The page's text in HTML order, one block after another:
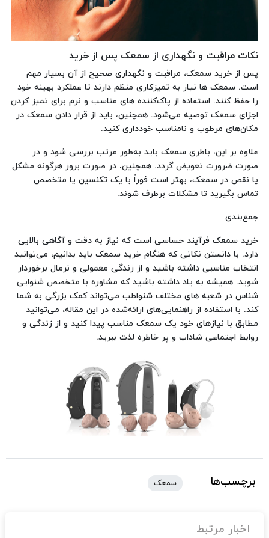
نکات مراقبت و نگهداری از سمعک پس از خرید
پس از خرید سمعک، مراقبت و نگهداری صحیح از آن بسیار مهم
است. سمعک‌ ها نیاز به تمیزکاری منظم دارند تا عملکرد بهینه خود
را حفظ کنند. استفاده از پاک‌کننده‌ های مناسب و نرم برای تمیز کردن
اجزای سمعک توصیه می‌شود. همچنین، باید از قرار دادن سمعک در
مکان‌های مرطوب و نامناسب خودداری کنید.
علاوه بر این، باطری سمعک باید به‌طور مرتب بررسی شود و در
صورت ضرورت تعویض گردد. همچنین، در صورت بروز هرگونه مشکل
یا نقص در سمعک، بهتر است فوراً با یک تکنسین یا متخصص
تماس بگیرید تا مشکلات برطرف شوند.
جمع‌بندی
خرید سمعک فرآیند حساسی است که نیاز به دقت و آگاهی بالایی
دارد. با دانستن نکاتی که هنگام خرید سمعک باید بدانیم، می‌توانید
انتخاب مناسبی داشته باشید و از زندگی معمولی و نرمال برخوردار
شوید. همیشه به یاد داشته باشید که مشاوره با متخصص شنوایی
شناس در شعبه های مختلف شنواطب می‌تواند کمک بزرگی به شما
کند. با استفاده از راهنمایی‌های ارائه‌شده در این مقاله، می‌توانید
مطابق با نیازهای خود یک سمعک مناسب پیدا کنید و از زندگی و
روابط اجتماعی شاداب‌ و پر خاطره لذت ببرید.
برچسب‌ها سمعک
اخبار مرتبط